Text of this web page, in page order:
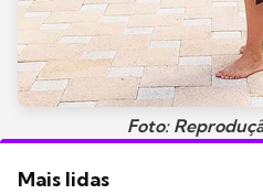
Foto:
Mais lidas